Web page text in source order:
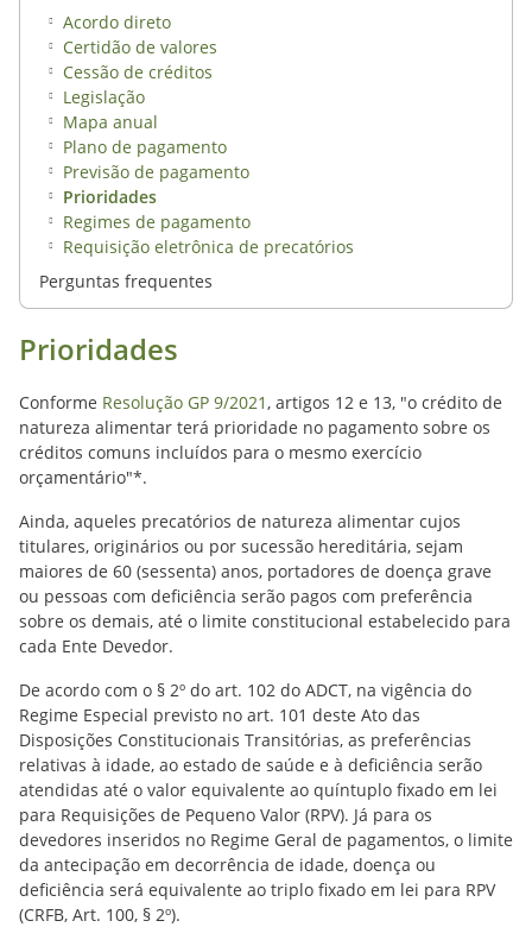
Acordo direto
Certidão de valores
Cessão de créditos
Legislação
Mapa anual
Plano de pagamento
Previsão de pagamento
Prioridades
Regimes de pagamento
Requisição eletrônica de precatórios
Perguntas frequentes
Prioridades
Conforme Resolução GP 9/2021, artigos 12 e 13, "o crédito de
natureza alimentar terá prioridade no pagamento sobre os
créditos comuns incluídos para o mesmo exercício
orçamentário"*.
Ainda, aqueles precatórios de natureza alimentar cujos
titulares, originários ou por sucessão hereditária, sejam
maiores de 60 (sessenta) anos, portadores de doença grave
ou pessoas com deficiência serão pagos com preferência
sobre os demais, até o limite constitucional estabelecido para
cada Ente Devedor.
De acordo com o § 2º do art. 102 do ADCT, na vigência do
Regime Especial previsto no art. 101 deste Ato das
Disposições Constitucionais Transitórias, as preferências
relativas à idade, ao estado de saúde e à deficiência serão
atendidas até o valor equivalente ao quíntuplo fixado em lei
para Requisições de Pequeno Valor (RPV). Já para os
devedores inseridos no Regime Geral de pagamentos, o limite
da antecipação em decorrência de idade, doença ou
deficiência será equivalente ao triplo fixado em lei para RPV
(CRFB, Art. 100, § 2º).